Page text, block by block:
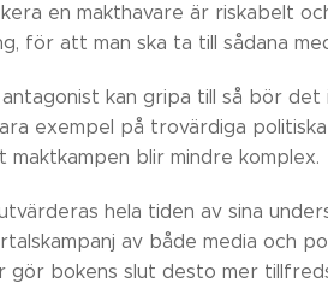
en makthavare är riskabelt
för att man ska ta till sådana
kan gripa till så bör det
exempel på trovärdiga
blir mindre komplex.
hela tiden av sina
av både media och
bokens slut desto mer